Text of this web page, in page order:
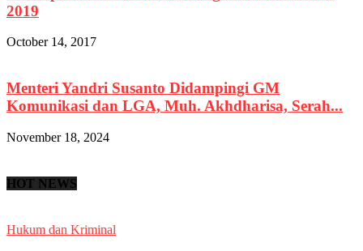
2019
October 14, 2017
Menteri Yandri Susanto Didampingi GM
Komunikasi dan LGA, Muh. Akhdharisa, Serah...
November 18, 2024
HOT NEWS
Hukum dan Kriminal